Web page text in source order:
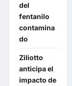
del
fentanilo
contamina
do
Ziliotto
anticipa el
impacto de